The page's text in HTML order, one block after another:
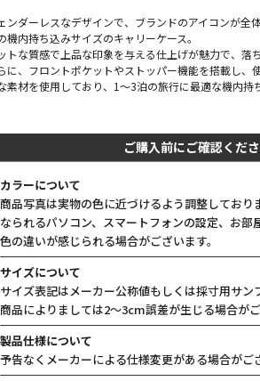
ンダーレスなデザインで、ブランドのアイコンが全
機内持ち込みサイズのキャリーケース。
トな質感で上品な印象を与える仕上げが魅力で、落
に、フロントポケットやストッパー機能を搭載し、
素材を使用しており、1～3泊の旅行に最適な機内持
ご購入前にご確認くだ
カラーについて
商品写真は実物の色に近づけるよう調整しており
なられるパソコン、スマートフォンの設定、お部
色の違いが感じられる場合がございます。
サイズについて
サイズ表記はメーカー公称値もしくは採寸用サン
商品によりましては2〜3cm誤差が生じる場合がご
製品仕様について
予告なくメーカーによる仕様変更がある場合がご